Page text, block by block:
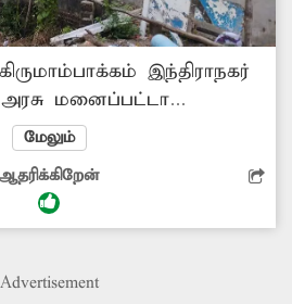
இந்திராநகர்
அரசு மனைப்பட்டா
கிணறு உள்ளது.
மனைபட்டா
கட்டும் போது
இதனால் அச்சத்துடன் வாழும்
ஆதிதிராவிடர்
மேலும்
Advertisement